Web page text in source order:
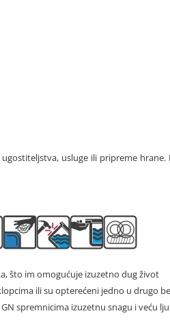
usluge ili pripreme
što im omogućuje izuzetno dug život
ili su opterećeni jedno u drugo
spremnicima izuzetnu snagu i veću